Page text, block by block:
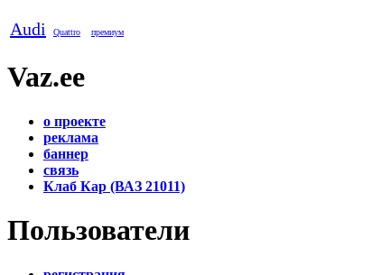
Audi Quattro премиум
Vaz.ee
о проекте
реклама
баннер
связь
Клаб Кар (ВАЗ 21011)
Пользователи